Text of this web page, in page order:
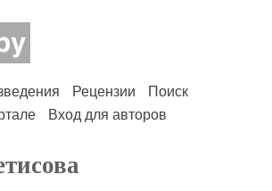
Рецензии
Поиск
Вход для авторов